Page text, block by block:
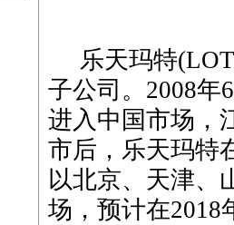
乐天玛特
子公司。2008年
进入中国市场，
市后，乐天玛特
以北京、天津、
场，预计在2018